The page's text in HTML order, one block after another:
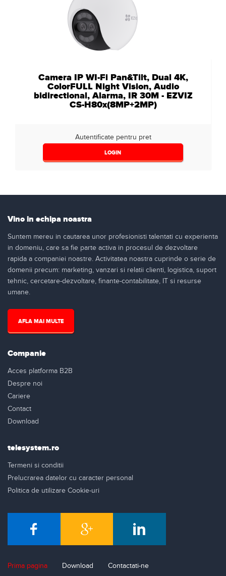
Camera IP WI-Fi Pan&Tilt, Dual 4K,
ColorFULL Night Vision, Audio
bidirectional, Alarma, IR 30M - EZVIZ
CS-H80x(8MP+2MP)
Autentificate pentru pret
LOGIN
Vino in echipa noastra
Suntem mereu in cautarea unor profesionisti talentati cu experienta
in domeniu, care sa fie parte activa in procesul de dezvoltare
rapida a companiei noastre. Activitatea noastra cuprinde o serie de
domenii precum: marketing, vanzari si relatii clienti, logistica, suport
tehnic, cercetare-dezvoltare, finante-contabilitate, IT si resurse
umane.
AFLA MAI MULTE
Companie
Acces platforma B2B
Despre noi
Cariere
Contact
Download
telesystem.ro
Termeni si conditii
Prelucrarea datelor cu caracter personal
Politica de utilizare Cookie-uri
Prima pagina Download Contactati-ne